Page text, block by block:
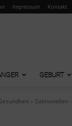
Impressum Kontakt
GEBURT
Salmonellen